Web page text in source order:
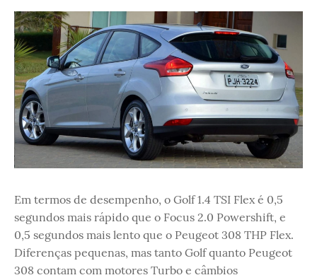
Em termos de desempenho, o Golf 1.4 TSI Flex é 0,5
segundos mais rápido que o Focus 2.0 Powershift, e
0,5 segundos mais lento que o Peugeot 308 THP Flex.
Diferenças pequenas, mas tanto Golf quanto Peugeot
308 contam com motores Turbo e câmbios